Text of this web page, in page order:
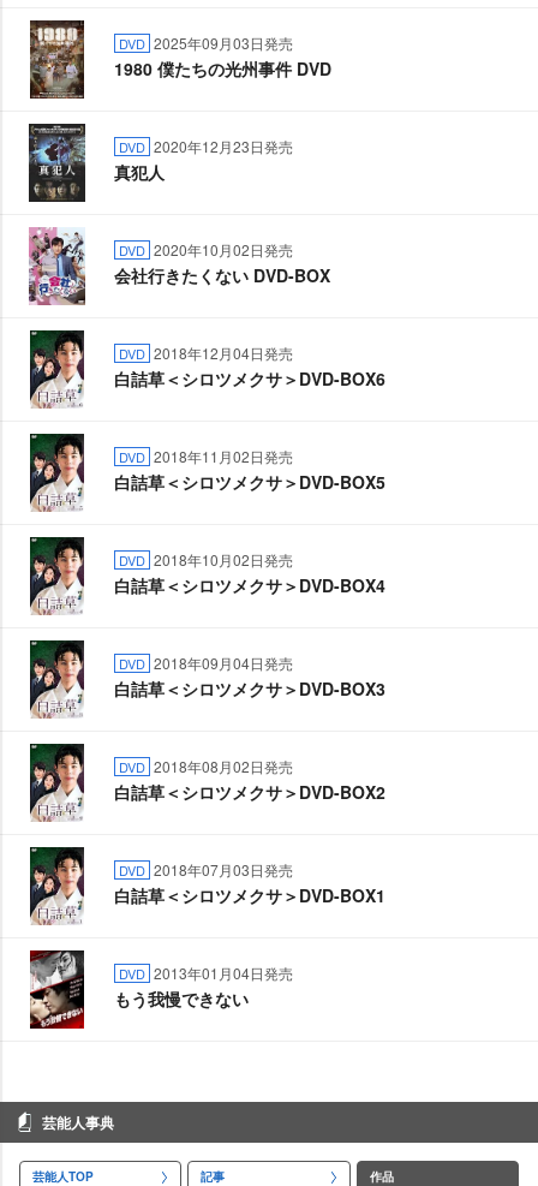
DVD 2025年09月03日発売
1980 僕たちの光州事件 DVD
DVD 2020年12月23日発売
真犯人
DVD 2020年10月02日発売
会社行きたくない DVD-BOX
DVD 2018年12月04日発売
白詰草＜シロツメクサ＞DVD-BOX6
DVD 2018年11月02日発売
白詰草＜シロツメクサ＞DVD-BOX5
DVD 2018年10月02日発売
白詰草＜シロツメクサ＞DVD-BOX4
DVD 2018年09月04日発売
白詰草＜シロツメクサ＞DVD-BOX3
DVD 2018年08月02日発売
白詰草＜シロツメクサ＞DVD-BOX2
DVD 2018年07月03日発売
白詰草＜シロツメクサ＞DVD-BOX1
DVD 2013年01月04日発売
もう我慢できない
芸能人事典
芸能人TOP 記事 作品